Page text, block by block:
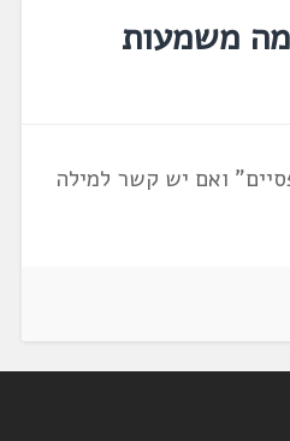
משמעות
ואם יש קשר למילה